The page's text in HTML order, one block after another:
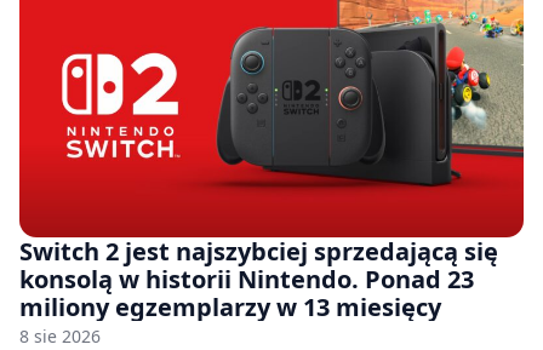
Switch 2 jest najszybciej sprzedającą się
konsolą w historii Nintendo. Ponad 23
miliony egzemplarzy w 13 miesięcy
8 sie 2026